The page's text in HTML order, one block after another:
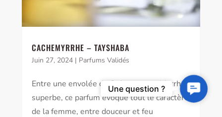
CACHEMYRRHE – TAYSHABA
Juin 27, 2024| Parfums Validés
Entre une envolée de Safran et une Myrrhe
superbe, ce parfum évoque tout le caractère
de la femme, entre douceur et feu
Contact
Us
Une question ?